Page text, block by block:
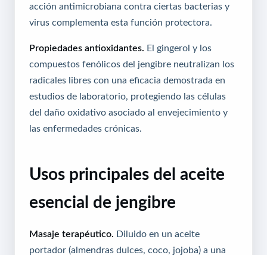
acción antimicrobiana contra ciertas bacterias y
virus complementa esta función protectora.
Propiedades antioxidantes. El gingerol y los
compuestos fenólicos del jengibre neutralizan los
radicales libres con una eficacia demostrada en
estudios de laboratorio, protegiendo las células
del daño oxidativo asociado al envejecimiento y
las enfermedades crónicas.
Usos principales del aceite
esencial de jengibre
Masaje terapéutico. Diluido en un aceite
portador (almendras dulces, coco, jojoba) a una